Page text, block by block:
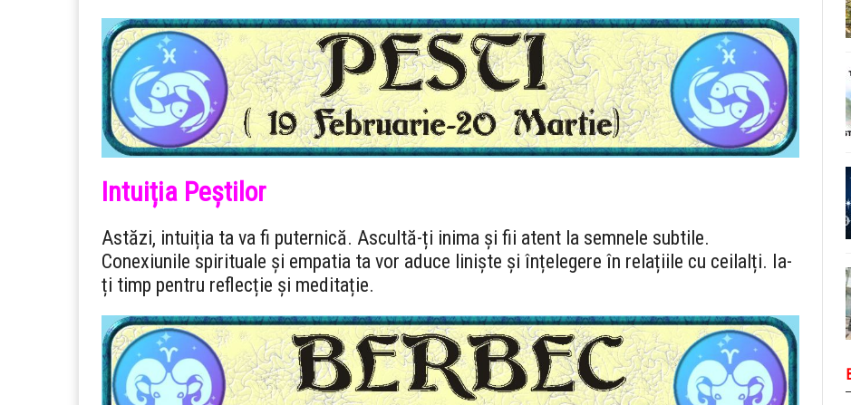
Intuiția Peștilor
Astăzi, intuiția ta va fi puternică. Ascultă-ți inima și fii atent la semnele subtile.
Conexiunile spirituale și empatia ta vor aduce liniște și înțelegere în relațiile cu ceilalți. Ia-
ți timp pentru reflecție și meditație.